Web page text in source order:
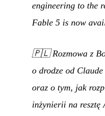
engineering to the
Fable 5 is now
🇵🇱Rozmowa z
o drodze od
oraz o tym, jak
inżynierii na resztę